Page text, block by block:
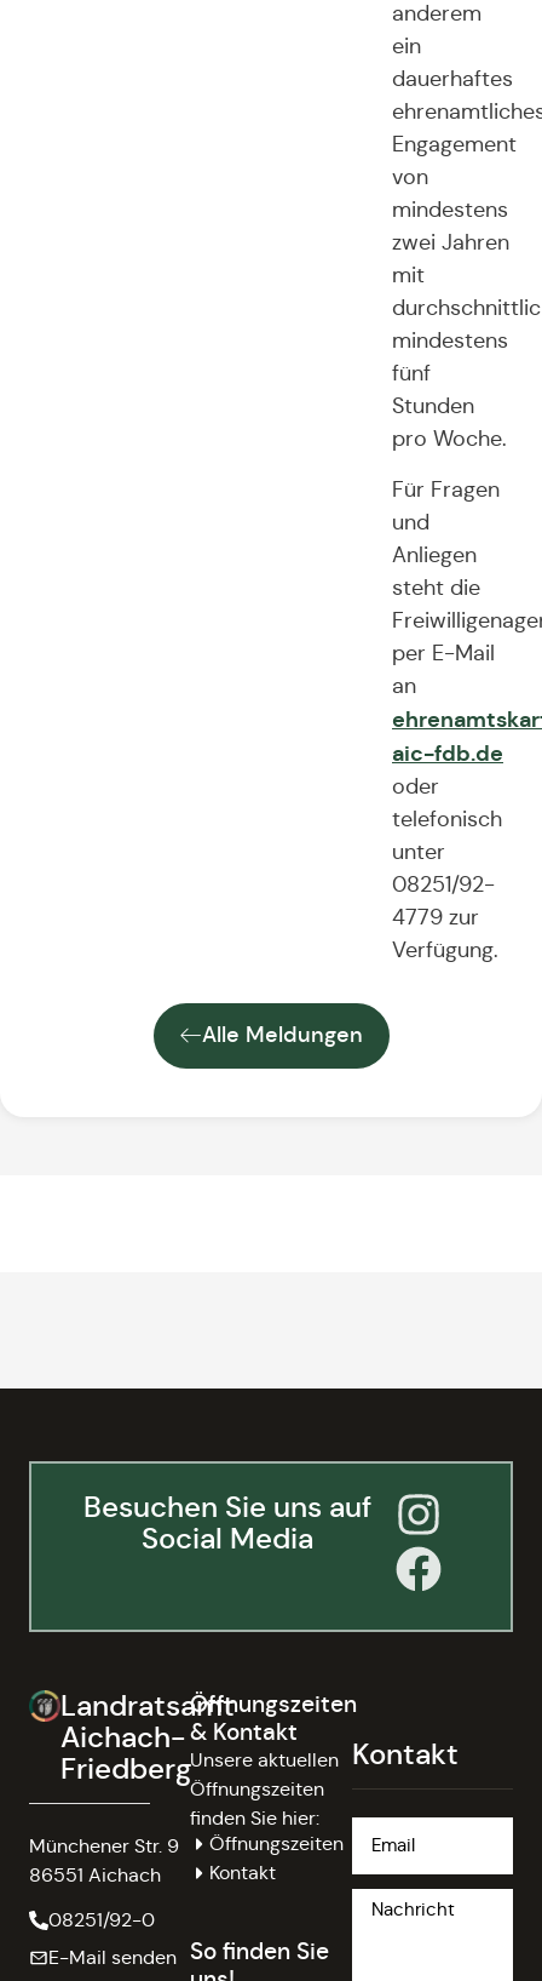
anderem
ein
dauerhaftes
Engagement
von
mindestens
zwei Jahren
mit
mindestens
fünf
Stunden
pro Woche.
Für Fragen
und
Anliegen
steht die
per E-Mail
an
aic-fdb.de
oder
telefonisch
unter
08251/92-
4779 zur
Verfügung.
Alle Meldungen
Besuchen Sie uns auf
Social Media
Landratsamt
Aichach-
Friedberg
Münchener Str. 9
86551 Aichach
08251/92-0
E-Mail senden
Öffnungszeiten
& Kontakt
Unsere aktuellen
Öffnungszeiten
finden Sie hier:
Öffnungszeiten
Kontakt
So finden Sie
Kontakt